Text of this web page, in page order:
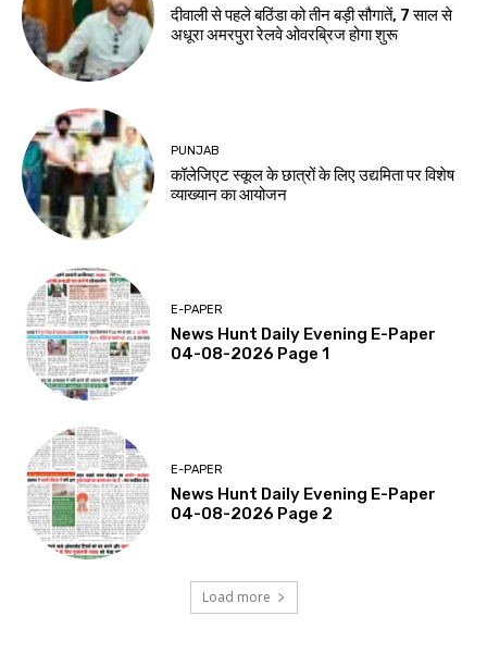
दीवाली से पहले बठिंडा को तीन बड़ी सौगातें, 7 साल से
अधूरा अमरपुरा रेलवे ओवरब्रिज होगा शुरू
PUNJAB
कॉलेजिएट स्कूल के छात्रों के लिए उद्यमिता पर विशेष
व्याख्यान का आयोजन
E-PAPER
News Hunt Daily Evening E-Paper
04-08-2026 Page 1
E-PAPER
News Hunt Daily Evening E-Paper
04-08-2026 Page 2
Load more